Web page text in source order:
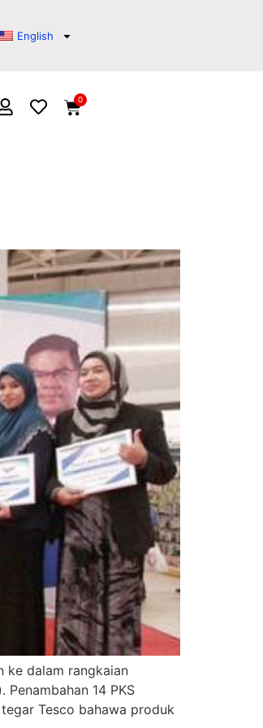
English
0
ke dalam rangkaian
14 PKS
Tesco bahawa produk